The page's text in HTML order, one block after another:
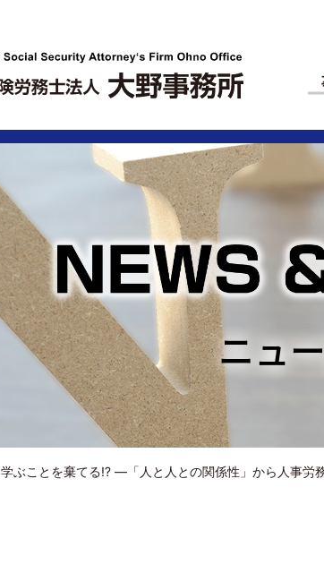
ニュ
学ぶことを棄てる⁉ ―「人と人との関係性」から人事労